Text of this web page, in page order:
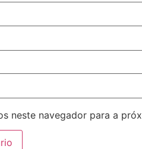
neste navegador para a